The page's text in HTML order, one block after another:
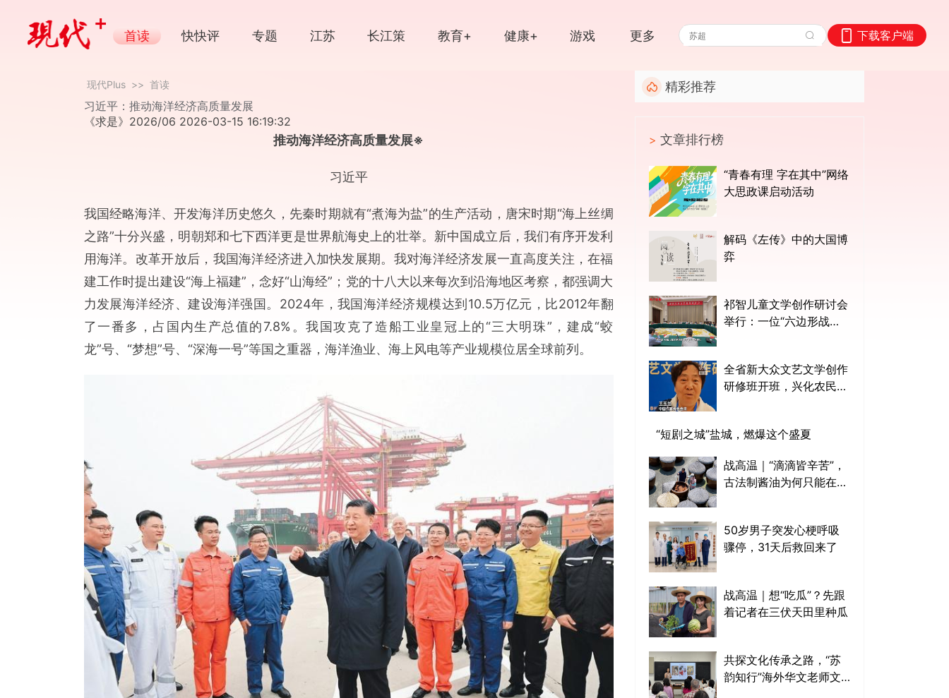
首读 快快评 专题 江苏 长江策 教育+ 健康+
游戏
更多 下载客户端
现代Plus >> 首读
习近平：推动海洋经济高质量发展
《求是》2026/06 2026-03-15 16:19:32
推动海洋经济高质量发展※
习近平
我国经略海洋、开发海洋历史悠久，先秦时期就有“煮海为盐”的生产活动，唐宋时期“海上丝绸
之路”十分兴盛，明朝郑和七下西洋更是世界航海史上的壮举。新中国成立后，我们有序开发利
用海洋。改革开放后，我国海洋经济进入加快发展期。我对海洋经济发展一直高度关注，在福
建工作时提出建设“海上福建”，念好“山海经”；党的十八大以来每次到沿海地区考察，都强调大
力发展海洋经济、建设海洋强国。2024年，我国海洋经济规模达到10.5万亿元，比2012年翻
了一番多，占国内生产总值的7.8%。我国攻克了造船工业皇冠上的“三大明珠”，建成“蛟
龙”号、“梦想”号、“深海一号”等国之重器，海洋渔业、海上风电等产业规模位居全球前列。
精彩推荐
> 文章排行榜
“青春有理 字在其中”网络
大思政课启动活动
解码《左传》中的大国博
弈
祁智儿童文学创作研讨会
举行：一位“六边形战
全省新大众文艺文学创作
研修班开班，兴化农民王
“短剧之城”盐城，燃爆这个盛夏
战高温｜“滴滴皆辛苦”，
古法制酱油为何只能在三
50岁男子突发心梗呼吸
骤停，31天后救回来了
战高温｜想“吃瓜”？先跟
着记者在三伏天田里种瓜
共探文化传承之路，“苏
韵知行”海外华文老师文